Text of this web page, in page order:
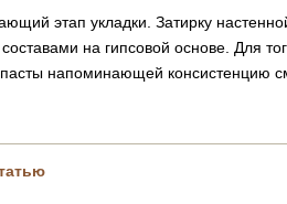
этап укладки. Затирку
на гипсовой основе. Для
напоминающей консистенцию